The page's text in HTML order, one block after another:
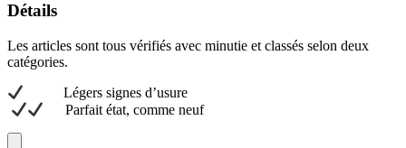
Détails
Les articles sont tous vérifiés avec minutie et classés selon deux
catégories.
Légers signes d’usure
Parfait état, comme neuf